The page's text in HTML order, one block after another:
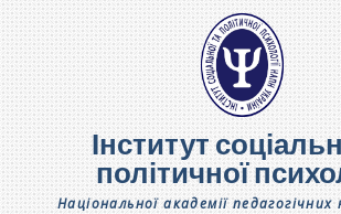
Інститут
політичної
Національної академії педагогічних